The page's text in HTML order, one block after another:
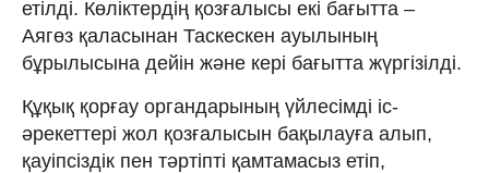
етілді. Көліктердің қозғалысы екі бағытта –
Аягөз қаласынан Таскескен ауылының
бұрылысына дейін және кері бағытта жүргізілді.
Құқық қорғау органдарының үйлесімді іс-
әрекеттері жол қозғалысын бақылауға алып,
қауіпсіздік пен тәртіпті қамтамасыз етіп,